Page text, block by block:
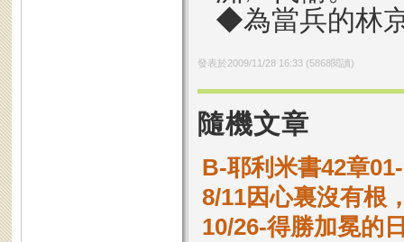
◆為當兵的林
發表於2009/11/28 16:33(5868閱讀)
隨機文章
B-耶利米書42章
8/11因心裏沒有根
10/26-得勝加冕的